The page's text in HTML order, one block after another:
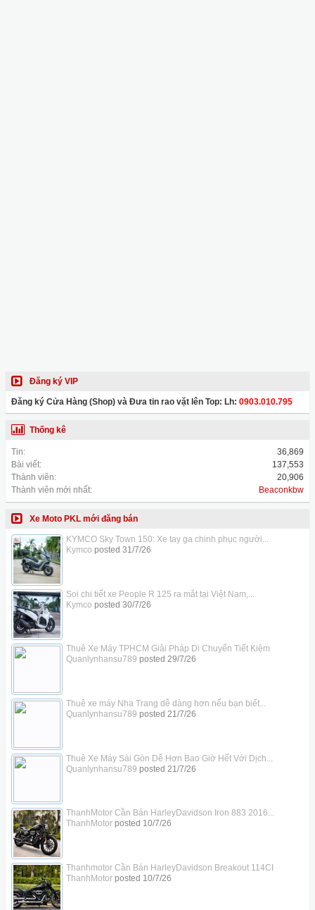
Đăng ký VIP
Đăng ký Cửa Hàng (Shop) và Đưa tin rao vặt lên Top: Lh: 0903.010.795
Thống kê
Tin:
36,869
Bài viết:
137,553
Thành viên:
20,906
Thành viên mới nhất:
Beaconkbw
Xe Moto PKL mới đăng bán
KYMCO Sky Town 150: Xe tay ga chinh phục người...
Kymco posted 31/7/26
Soi chi tiết xe People R 125 ra mắt tại Việt Nam,...
Kymco posted 30/7/26
Thuê Xe Máy TPHCM Giải Pháp Di Chuyển Tiết Kiệm
Quanlynhansu789 posted 29/7/26
Thuê xe máy Nha Trang dễ dàng hơn nếu bạn biết...
Quanlynhansu789 posted 21/7/26
Thuê Xe Máy Sài Gòn Dễ Hơn Bao Giờ Hết Với Dịch...
Quanlynhansu789 posted 21/7/26
ThanhMotor Cần Bán HarleyDavidson Iron 883 2016...
ThanhMotorposted 10/7/26
Thanhmotor Cần Bán HarleyDavidson Breakout 114CI
ThanhMotorposted 10/7/26